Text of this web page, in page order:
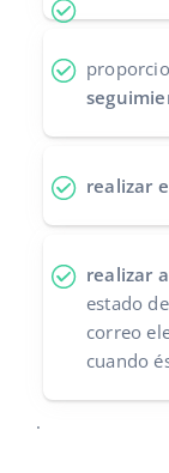
realizar
realizar
estado
correo
cuando
.